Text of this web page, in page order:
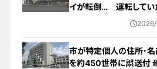
イが転倒… 運転してい
（20代）が頭を打つな
市が特定個人の住所･名
を約450世帯に誤送付